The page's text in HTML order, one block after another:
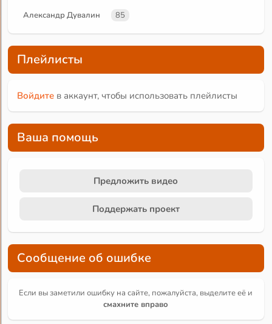
Александр Дувалин 85
Плейлисты
Войдите в аккаунт, чтобы использовать плейлисты
Ваша помощь
Предложить видео
Поддержать проект
Сообщение об ошибке
Если вы заметили ошибку на сайте, пожалуйста, выделите её и
смахните вправо